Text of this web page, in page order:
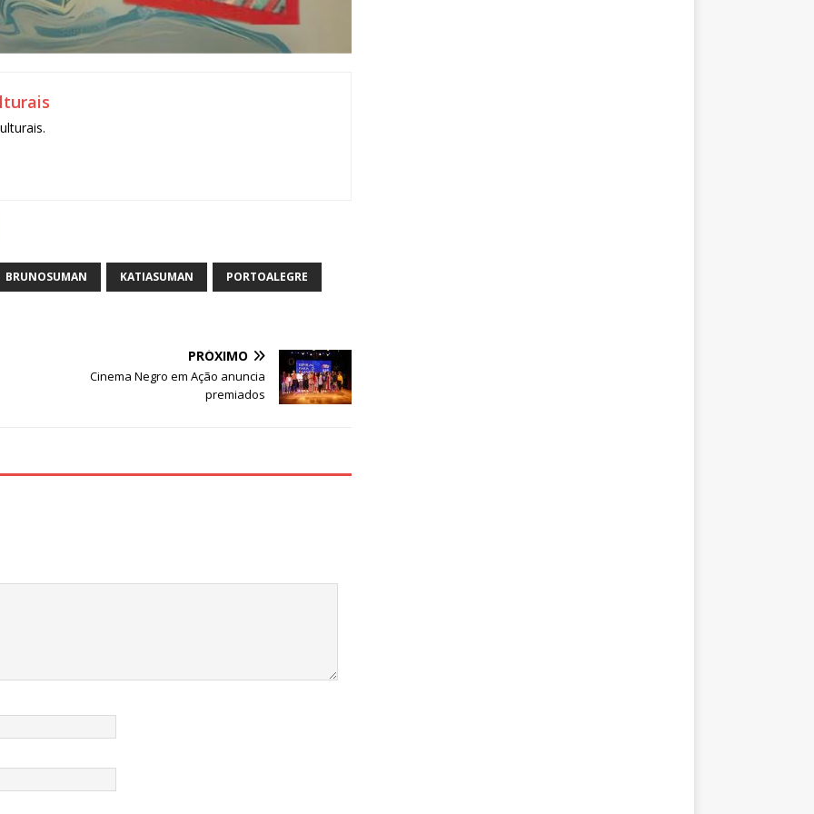
BRUNOSUMAN KATIASUMAN PORTOALEGRE
PRÓXIMO
Cinema Negro em Ação anuncia
premiados